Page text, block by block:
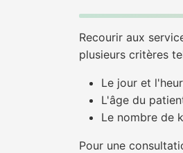
Recourir aux
plusieurs critères
Le jour et
L'âge du
Le nombre de
Pour une